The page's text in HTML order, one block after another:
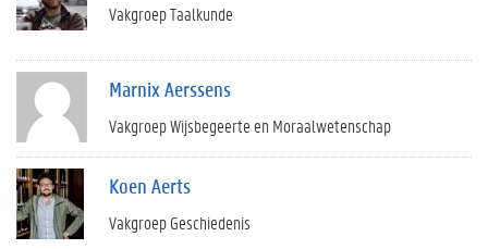
Vakgroep Taalkunde
Marnix Aerssens
Vakgroep Wijsbegeerte en Moraalwetenschap
Koen Aerts
Vakgroep Geschiedenis